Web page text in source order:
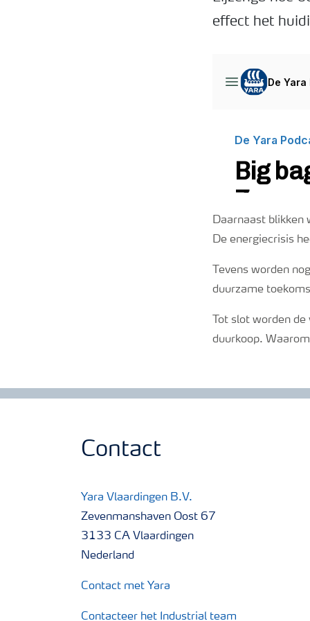
effect het
Daarnaast blikken
De energiecrisis
Tevens worden
duurzame
Tot slot worden
duurkoop.
Contact
Yara Vlaardingen B.V.
Zevenmanshaven Oost 67
3133 CA Vlaardingen
Nederland
Contact met Yara
Contacteer het Industrial team